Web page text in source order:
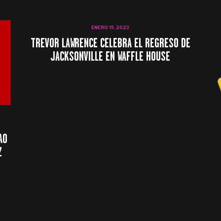
ENERO 15, 2023
TREVOR LAWRENCE CELEBRA EL REGRESO DE
JACKSONVILLE EN WAFFLE HOUSE